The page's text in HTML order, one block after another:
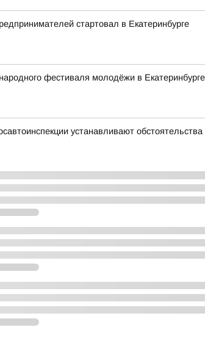
стартовал в Екатеринбурге
фестиваля молодёжи в
устанавливают